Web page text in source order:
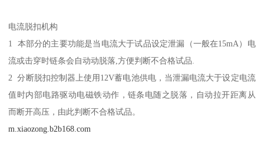
电流脱扣机构
1 本部分的主要功能是当电流大于试品设定泄漏（一般在15mA）电
流或击穿时链条会自动动脱落,方便判断不合格试品.
2 分断脱扣控制器上使用12V蓄电池供电，当泄漏电流大于设定电流
值时内部电路驱动电磁铁动作，链条电随之脱落，自动拉开距离从
而断开高压，由此判断不合格试品。
m.xiaozong.b2b168.com